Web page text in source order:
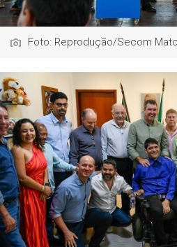
Foto: Reprodução/Secom